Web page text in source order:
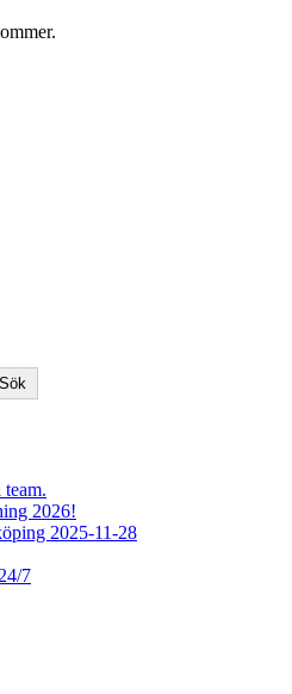
Sök
2026!
2025-11-28
7